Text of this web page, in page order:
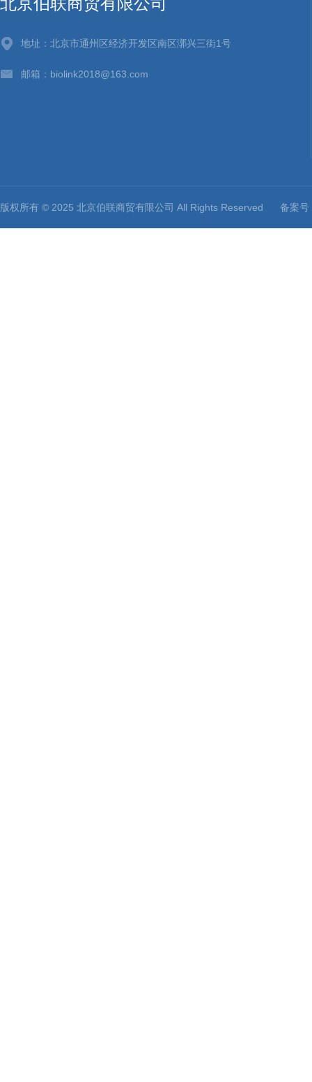
地址：北京市通州区经济开发区南区漷兴三街1号
邮箱：biolink2018@163.com
版权所有 © 2025 北京伯联商贸有限公司 All Rights Reserved 备案号